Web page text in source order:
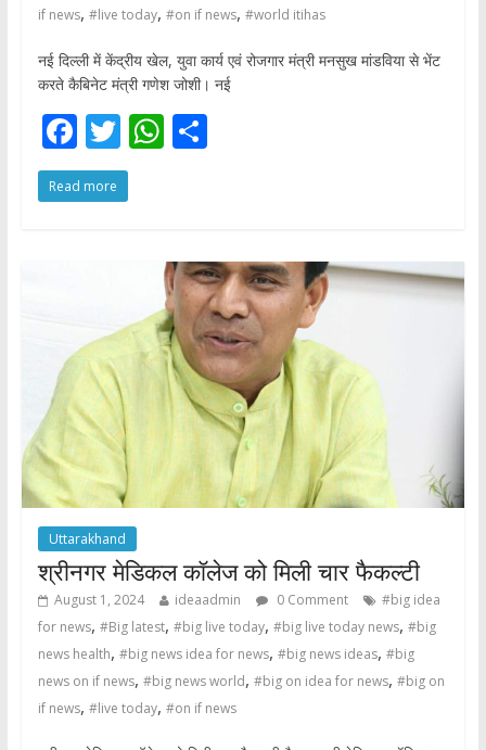
if news, #live today, #on if news, #world itihas
नई दिल्ली में केंद्रीय खेल, युवा कार्य एवं रोजगार मंत्री मनसुख मांडविया से भेंट
करते कैबिनेट मंत्री गणेश जोशी। नई
F
ac
e
k
T
w
itt
W
A
p
p
S
Read more
Uttarakhand
श्रीनगर मेडिकल कॉलेज को मिली चार फैकल्टी
August 1, 2024 ideaadmin 0 Comment
#big idea
for news, #Big latest, #big live today, #big live today news, #big
news health, #big news idea for news, #big news ideas, #big
news on if news, #big news world, #big on idea for news, #big on
if news, #live today, #on if news